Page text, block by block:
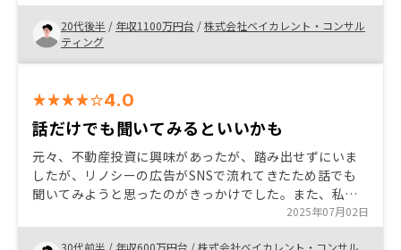
20代後半 / 年収1100万円台 /株式会社ベイカレント・コンサル
ティング
4.0
話だけでも聞いてみるといいかも
元々、不動産投資に興味があったが、踏み出せずにいま
したが、リノシーの広告がSNSで流れてきたため話でも
聞いてみようと思ったのがきっかけでした。また、私は
資産がほとんど株式でトランプ関税により資産が大きく
減ってしまったため、改めて分散投資の大切さに気がつ
2025年07月02日
30代前半 / 年収600万円台 /株式会社ベイカレント・コンサル